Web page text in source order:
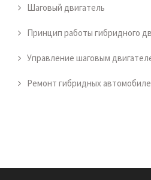
Шаговый двигатель
Принцип работы гибридного
Управление шаговым
Ремонт гибридных